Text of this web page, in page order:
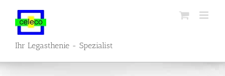
springen
Ihr Legasthenie - Spezialist